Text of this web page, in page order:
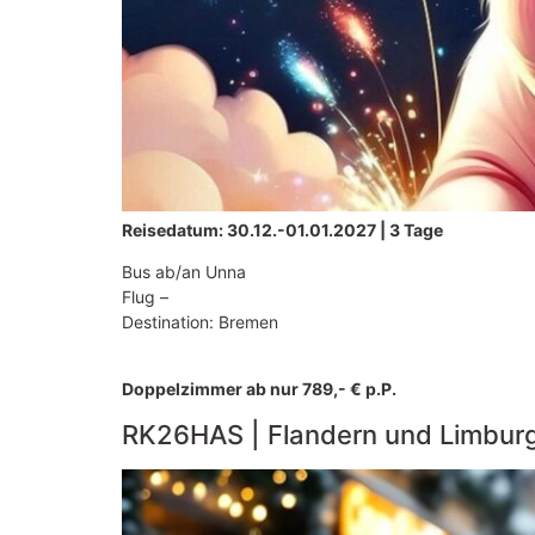
Reisedatum: 30.12.-01.01.2027 | 3 Tage
Bus ab/an Unna
Flug –
Destination: Bremen
Doppelzimmer ab nur 789,- € p.P.
RK26HAS | Flandern und